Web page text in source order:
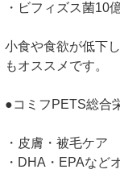
・ビフィズス菌10
小食や食欲が低下
もオススメです。
●コミフPETS総合
・皮膚・被毛ケア
・DHA・EPAなど